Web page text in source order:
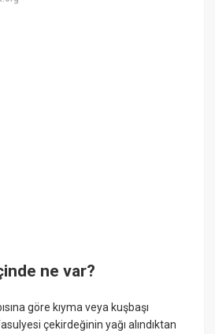
ne var?
göre kıyma veya kuşbaşı
çekirdeğinin yağı alındıktan